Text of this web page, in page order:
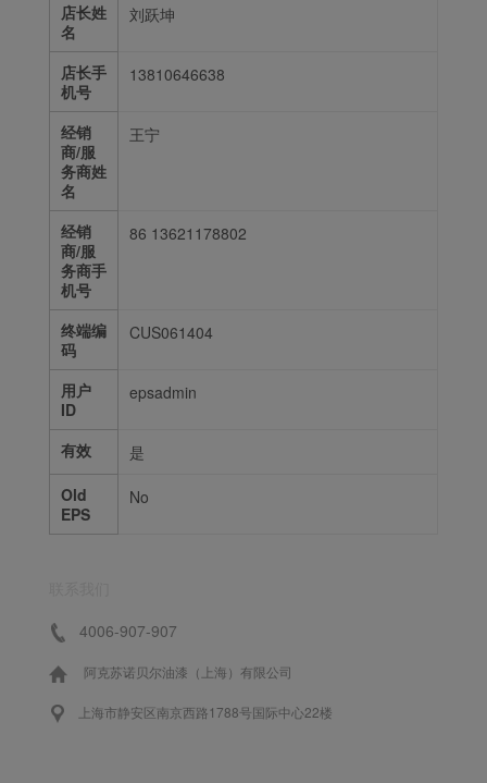
店长姓
名
刘跃坤
店长手
机号
13810646638
经销
商/服
务商姓
名
王宁
经销
商/服
务商手
机号
86 13621178802
终端编
码
CUS061404
用户
ID
epsadmin
有效
是
Old
EPS
No
4006-907-907
阿克苏诺贝尔油漆（上海）有限公司
上海市静安区南京西路1788号国际中心22楼